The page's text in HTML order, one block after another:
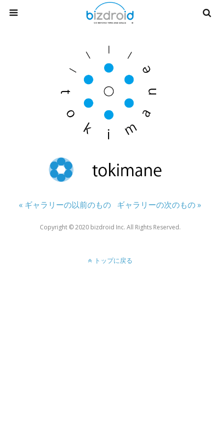
« ギャラリーの以前のもの ギャラリーの次のもの »
Copyright ©︎ 2020 bizdroid Inc. All Rights Reserved.
トップに戻る